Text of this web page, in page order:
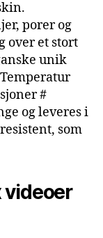
porer og
over et stort
unik
#
og leveres i
som
videoer